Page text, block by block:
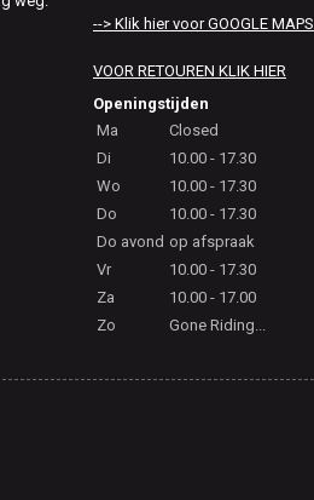
--> Klik hier voor GOOGLE MAPS
VOOR RETOUREN KLIK HIER
Openingstijden
Ma
Closed
Di
10.00 - 17.30
Wo
10.00 - 17.30
Do
10.00 - 17.30
Do avond op afspraak
Vr
10.00 - 17.30
Za
10.00 - 17.00
Zo
Gone Riding...